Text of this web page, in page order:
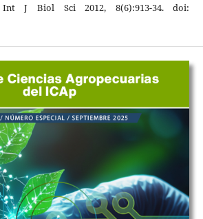
Int J Biol Sci 2012, 8(6):913-34. doi: